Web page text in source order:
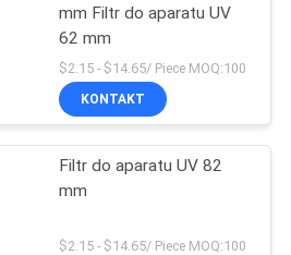
mm Filtr do aparatu UV
62 mm
$2.15 - $14.65/ Piece MOQ:100
KONTAKT
Filtr do aparatu UV 82
mm
$2.15 - $14.65/ Piece MOQ:100